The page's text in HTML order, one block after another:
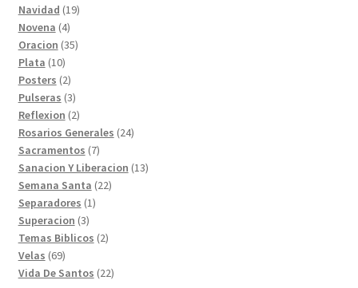
productos
Navidad 1919
Novena 44
productos
Oracion 3535
Plata 1010
productos
Posters 22
productos
Pulseras 33
productos
Reflexion 22
productos
Rosarios Generales 2424
Sacramentos 77
productos
Sanacion Y Liberacion 1313
Semana Santa 2222
Separadores 11
Superacion 33
productos
Temas Biblicos 22
Velas 6969
productos
Vida De Santos 2222